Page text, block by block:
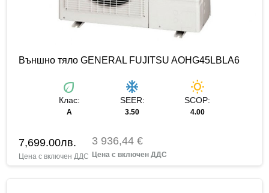
Външно тяло GENERAL FUJITSU AOHG45LBLA6
eco
Клас:
А
ac_unit
SEER:
3.50
wb_sunny
SCOP:
4.00
7,699.00лв. 3 936,44 €